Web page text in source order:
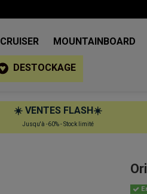
CRUISER MOUNTAINBOARD
DESTOCKAGE
☀️ VENTES FLASH☀️
Jusqu'à -60% - Stock limité